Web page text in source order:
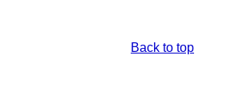
Back to top